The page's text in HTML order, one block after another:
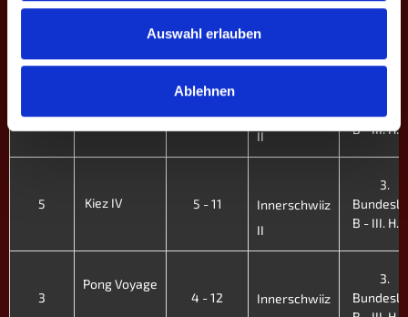
Auswahl erlauben
Ablehnen
II
II
B - III. H.
5 Kiez IV 5 - 11
Innerschwiiz
II
3.
B - III. H.
3
Pong Voyage
4 - 12
Innerschwiiz
3.